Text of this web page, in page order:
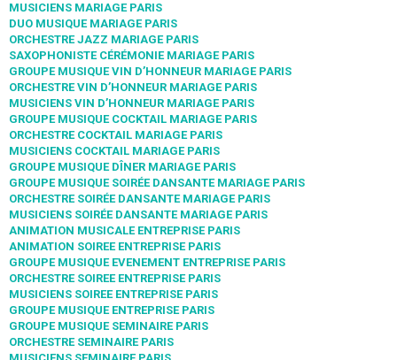
MUSICIENS MARIAGE PARIS
DUO MUSIQUE MARIAGE PARIS
ORCHESTRE JAZZ MARIAGE PARIS
SAXOPHONISTE CÉRÉMONIE MARIAGE PARIS
GROUPE MUSIQUE VIN D’HONNEUR MARIAGE PARIS
ORCHESTRE VIN D’HONNEUR MARIAGE PARIS
MUSICIENS VIN D’HONNEUR MARIAGE PARIS
GROUPE MUSIQUE COCKTAIL MARIAGE PARIS
ORCHESTRE COCKTAIL MARIAGE PARIS
MUSICIENS COCKTAIL MARIAGE PARIS
GROUPE MUSIQUE DÎNER MARIAGE PARIS
GROUPE MUSIQUE SOIRÉE DANSANTE MARIAGE PARIS
ORCHESTRE SOIRÉE DANSANTE MARIAGE PARIS
MUSICIENS SOIRÉE DANSANTE MARIAGE PARIS
ANIMATION MUSICALE ENTREPRISE PARIS
ANIMATION SOIREE ENTREPRISE PARIS
GROUPE MUSIQUE EVENEMENT ENTREPRISE PARIS
ORCHESTRE SOIREE ENTREPRISE PARIS
MUSICIENS SOIREE ENTREPRISE PARIS
GROUPE MUSIQUE ENTREPRISE PARIS
GROUPE MUSIQUE SEMINAIRE PARIS
ORCHESTRE SEMINAIRE PARIS